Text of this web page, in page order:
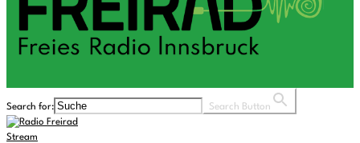
Search for: Search Button
Stream